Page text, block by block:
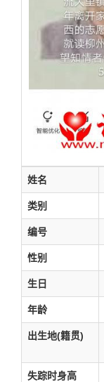
姓名
类别
编号
性别
生日
年龄
出生地(籍贯)
失踪时身高